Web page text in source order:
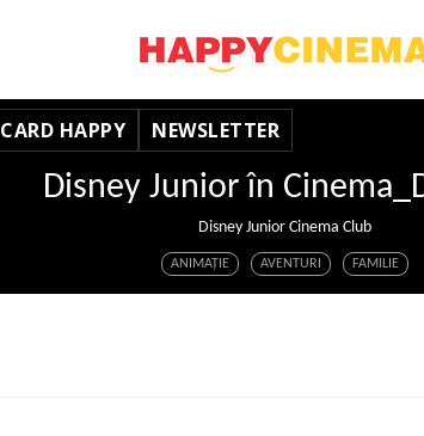
CARD HAPPY NEWSLETTER
Disney Junior în
Disney Junior Cinema Club
ANIMAŢIE AVENTURI FAMILIE